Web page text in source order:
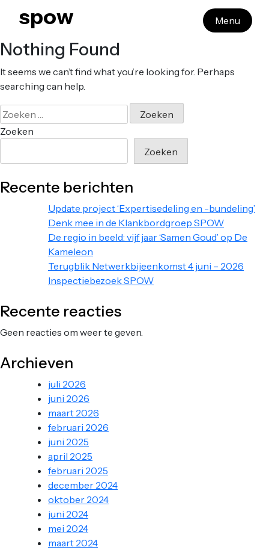
spow Menu
Nothing Found
It seems we can’t find what you’re looking for. Perhaps
searching can help.
Zoeken
naar:
Zoeken
Zoeken
Recente berichten
Update project ‘Expertisedeling en -bundeling’
Denk mee in de Klankbordgroep SPOW
De regio in beeld: vijf jaar ‘Samen Goud’ op De
Kameleon
Terugblik Netwerkbijeenkomst 4 juni – 2026
Inspectiebezoek SPOW
Recente reacties
Geen reacties om weer te geven.
Archieven
juli 2026
juni 2026
maart 2026
februari 2026
juni 2025
april 2025
februari 2025
december 2024
oktober 2024
juni 2024
mei 2024
maart 2024